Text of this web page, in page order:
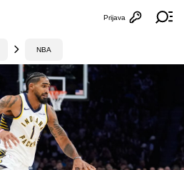
Otvori
Prijava
NBA